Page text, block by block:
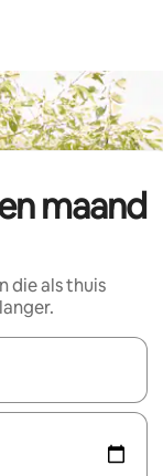
maand
die als thuis
zijn, maak je een